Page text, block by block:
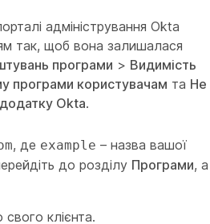
адміністрування Okta
так, щоб вона залишалася
програми > Видимість
програми користувачам та Не
Okta.
, де example – назва вашої
до розділу Програми, а
клієнта.